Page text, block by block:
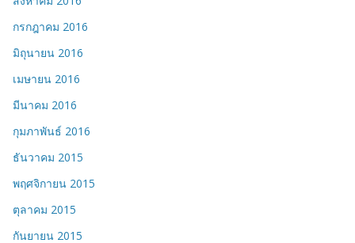
กรกฎาคม 2016
มิถุนายน 2016
เมษายน 2016
มีนาคม 2016
กุมภาพันธ์ 2016
ธันวาคม 2015
พฤศจิกายน 2015
ตุลาคม 2015
กันยายน 2015